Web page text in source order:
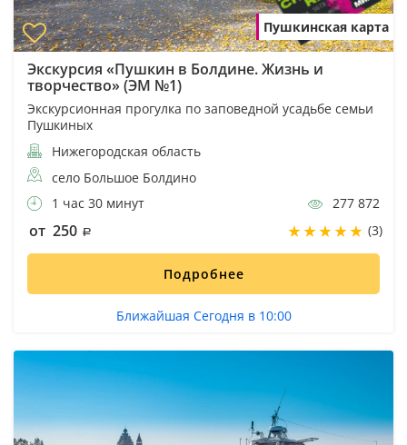
Пушкинская карта
Экскурсия «Пушкин в Болдине. Жизнь и
творчество» (ЭМ №1)
Экскурсионная прогулка по заповедной усадьбе семьи
Пушкиных
Нижегородская область
село Большое Болдино
1 час 30 минут
277 872
от 250 (3)
Подробнее
Ближайшая Сегодня в 10:00